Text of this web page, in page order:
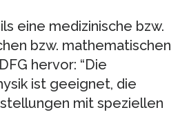
eine medizinische bzw.
bzw. mathematischen
hervor: “Die
ist geeignet, die
mit speziellen